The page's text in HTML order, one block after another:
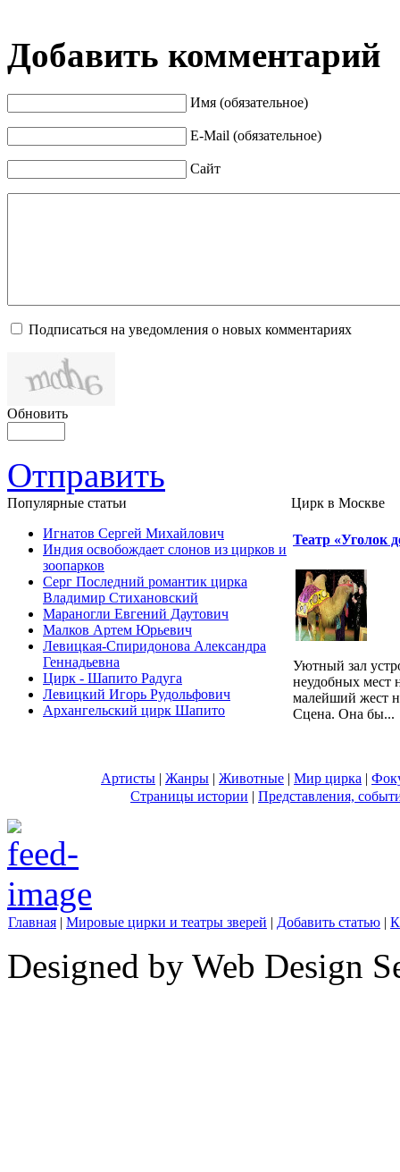
Добавить комментарий
Имя (обязательное)
E-Mail (обязательное)
Сайт
Подписаться на уведомления о новых комментариях
Обновить
Отправить
Популярные cтатьи
Игнатов Сергей Михайлович
Индия освобождает слонов из цирков и
зоопарков
Серг Последний романтик цирка
Владимир Стихановский
Мараногли Евгений Даутович
Малков Артем Юрьевич
Левицкая-Спиридонова Александра
Геннадьевна
Цирк - Шапито Радуга
Левицкий Игорь Рудольфович
Архангельский цирк Шапито
Цирк в Москве
Театр «Уголок
Уютный зал
неудобных мест
малейший жест
Сцена. Она бы...
Артисты | Жанры | Животные | Мир цирка |
Страницы истории | Представления,
Главная | Мировые цирки и театры зверей | Добавить статью |
Designed by Web Design